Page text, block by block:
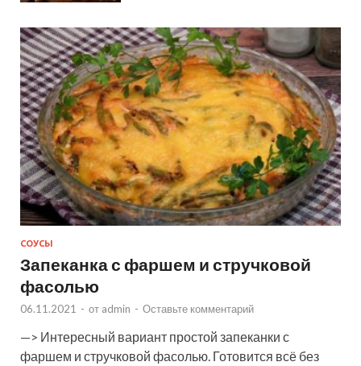
СОУСЫ
Запеканка с фаршем и стручковой
фасолью
06.11.2021 - от admin - Оставьте комментарий
—> Интересный вариант простой запеканки с
фаршем и стручковой фасолью. Готовится всё без